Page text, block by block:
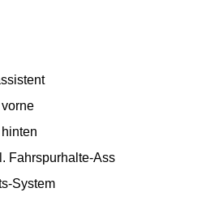
Fahrspurhalte-Ass
System